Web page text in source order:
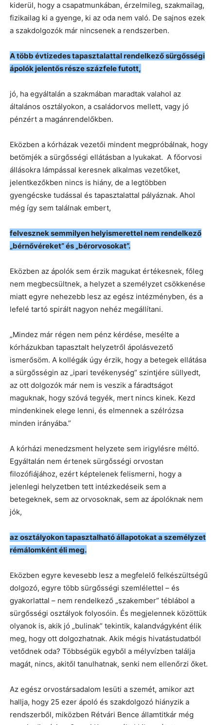
kiderül, hogy a csapatmunkában, érzelmileg, szakmailag,
fizikailag ki a gyenge, ki az oda nem való. De sajnos ezek
a szakdolgozók már nincsenek a rendszerben.
A több évtizedes tapasztalattal rendelkező sürgősségi
ápolók jelentős része százfele futott,
jó, ha egyáltalán a szakmában maradtak valahol az
általános osztályokon, a családorvos mellett, vagy jó
pénzért a magánrendelőkben.
Eközben a kórházak vezetői mindent megpróbálnak, hogy
betömjék a sürgősségi ellátásban a lyukakat. A főorvosi
állásokra lámpással keresnek alkalmas vezetőket,
jelentkezőkben nincs is hiány, de a legtöbben
gyengécske tudással és tapasztalattal pályáznak. Ahol
még így sem találnak embert,
felvesznek semmilyen helyismerettel nem rendelkező
„bérnővéreket” és „bérorvosokat”.
Eközben az ápolók sem érzik magukat értékesnek, főleg
nem megbecsültnek, a helyzet a személyzet csökkenése
miatt egyre nehezebb lesz az egész intézményben, és a
lefelé tartó spirált nagyon nehéz megállítani.
„Mindez már régen nem pénz kérdése, mesélte a
kórházukban tapasztalt helyzetről ápolásvezető
ismerősöm. A kollégák úgy érzik, hogy a betegek ellátása
a sürgősségin az „ipari tevékenység” szintjére süllyedt,
az ott dolgozók már nem is veszik a fáradtságot
maguknak, hogy szóvá tegyék, mert nincs kinek. Kezd
mindenkinek elege lenni, és elmennek a szélrózsa
minden irányába.”
A kórházi menedzsment helyzete sem irigylésre méltó.
Egyáltalán nem értenek sürgősségi orvostan
filozófiájához, ezért képtelenek felismerni, hogy a
jelenlegi helyzetben tett intézkedéseik sem a
betegeknek, sem az orvosoknak, sem az ápolóknak nem
jók,
az osztályokon tapasztalható állapotokat a személyzet
rémálomként éli meg.
Eközben egyre kevesebb lesz a megfelelő felkészültségű
dolgozó, egyre több sürgősségi szemlélettel – és
gyakorlattal – nem rendelkező „szakember” téblábol a
sürgősségi osztályok folyosóin. És megjelennek közöttük
olyanok is, akik jó „bulinak” tekintik, kalandvágyként élik
meg, hogy ott dolgozhatnak. Akik mégis hivatástudatból
vetődnek oda? Többségük egyből a mélyvízben találja
magát, nincs, akitől tanulhatnak, senki nem ellenőrzi őket.
Az egész orvostársadalom lesüti a szemét, amikor azt
hallja, hogy 25 ezer ápoló és szakdolgozó hiányzik a
rendszerből, miközben Rétvári Bence államtitkár még